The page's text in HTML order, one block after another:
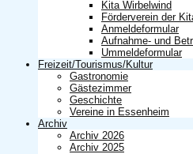
Kita Wirbelwind
Förderverein der
Anmeldeformular
Aufnahme- und
Ummeldeformular
Freizeit/Tourismus/Kultur
Gastronomie
Gästezimmer
Geschichte
Vereine in Essenheim
Archiv
Archiv 2026
Archiv 2025